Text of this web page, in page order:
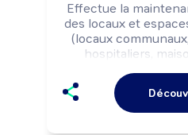
Effectue la
des locaux et
(locaux
hospitaliers,
d'entreprises,...)
sécurité.